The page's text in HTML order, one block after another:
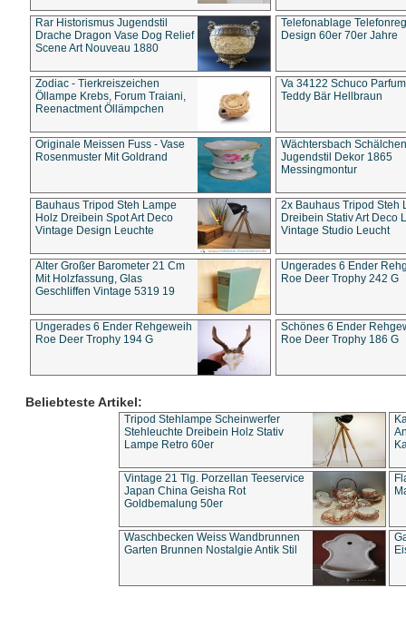
Rar Historismus Jugendstil
Drache Dragon Vase Dog Relief
Scene Art Nouveau 1880
Telefonablage
Design 60er 70er Jahre
Zodiac - Tierkreiszeichen
Öllampe Krebs, Forum Traiani,
Reenactment Öllämpchen
Va 34122 Schuco
Teddy Bär Hellbraun
Originale Meissen Fuss - Vase
Rosenmuster Mit Goldrand
Wächtersbach Schälchen
Jugendstil Dekor 1865
Messingmontur
Bauhaus Tripod Steh Lampe
Holz Dreibein Spot Art Deco
Vintage Design Leuchte
2x Bauhaus Tripod Steh
Dreibein Stativ Art Deco
Vintage Studio Leucht
Alter Großer Barometer 21 Cm
Mit Holzfassung, Glas
Geschliffen Vintage 5319 19
Ungerades 6 Ender
Roe Deer Trophy 242 G
Ungerades 6 Ender Rehgeweih
Roe Deer Trophy 194 G
Schönes 6 Ender
Roe Deer Trophy 186 G
Beliebteste Artikel:
Tripod Stehlampe Scheinwerfer
Stehleuchte Dreibein Holz Stativ
Lampe Retro 60er
Vintage 21 Tlg. Porzellan Teeservice
Japan China Geisha Rot
Goldbemalung 50er
Waschbecken Weiss Wandbrunnen
Garten Brunnen Nostalgie Antik Stil